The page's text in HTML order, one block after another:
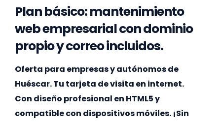
Plan básico: mantenimiento
web empresarial con dominio
propio y correo incluidos.
Oferta para empresas y autónomos de
Huéscar. Tu tarjeta de visita en internet.
Con diseño profesional en HTML5 y
compatible con dispositivos móviles. ¡Sin